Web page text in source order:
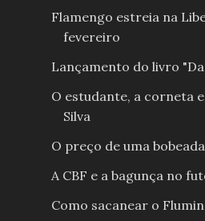
Flamengo estreia na
fevereiro
Lançamento do livro
O estudante, a corneta
Silva
O preço de uma
A CBF e a bagunça no
Como sacanear o